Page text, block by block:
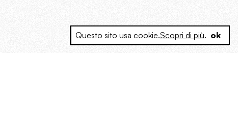
Questo sito usa cookie.Scopri di più. ok